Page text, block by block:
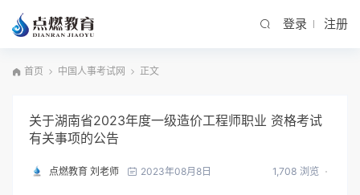
登录 注册
首页 中国人事考试网 正文
关于湖南省2023年度一级造价工程师职业 资格考试
有关事项的公告
点燃教育 刘老师 2023年08月8日 1,708 浏览